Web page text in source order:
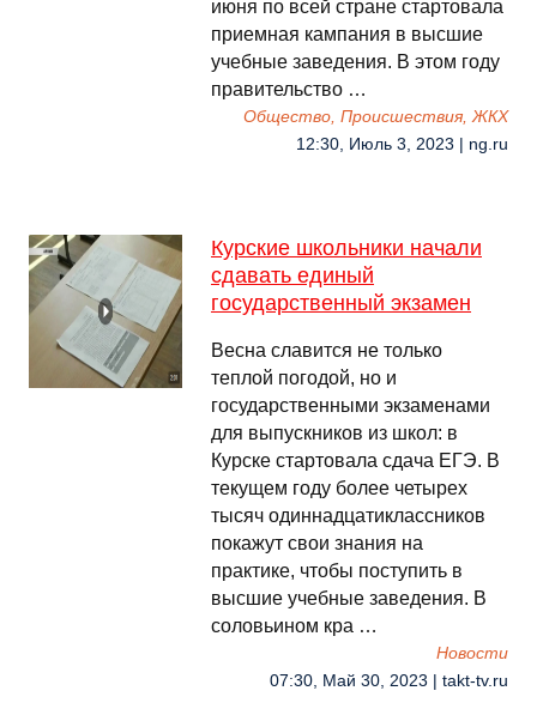
июня по всей стране стартовала
приемная кампания в высшие
учебные заведения. В этом году
правительство …
Общество, Происшествия, ЖКХ
12:30, Июль 3, 2023 | ng.ru
Курские школьники начали
сдавать единый
государственный экзамен
Весна славится не только
теплой погодой, но и
государственными экзаменами
для выпускников из школ: в
Курске стартовала сдача ЕГЭ. В
текущем году более четырех
тысяч одиннадцатиклассников
покажут свои знания на
практике, чтобы поступить в
высшие учебные заведения. В
соловьином кра …
Новости
07:30, Май 30, 2023 | takt-tv.ru